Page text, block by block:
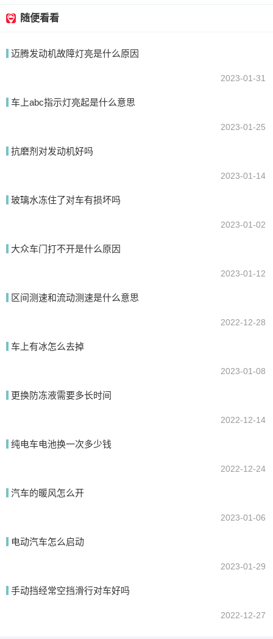
提交
随便看看
迈腾发动机故障灯亮是什么原因
2023-01-31
车上abc指示灯亮起是什么意思
2023-01-25
抗磨剂对发动机好吗
2023-01-14
玻璃水冻住了对车有损坏吗
2023-01-02
大众车门打不开是什么原因
2023-01-12
区间测速和流动测速是什么意思
2022-12-28
车上有冰怎么去掉
2023-01-08
更换防冻液需要多长时间
2022-12-14
纯电车电池换一次多少钱
2022-12-24
汽车的暖风怎么开
2023-01-06
电动汽车怎么启动
2023-01-29
手动挡经常空挡滑行对车好吗
2022-12-27